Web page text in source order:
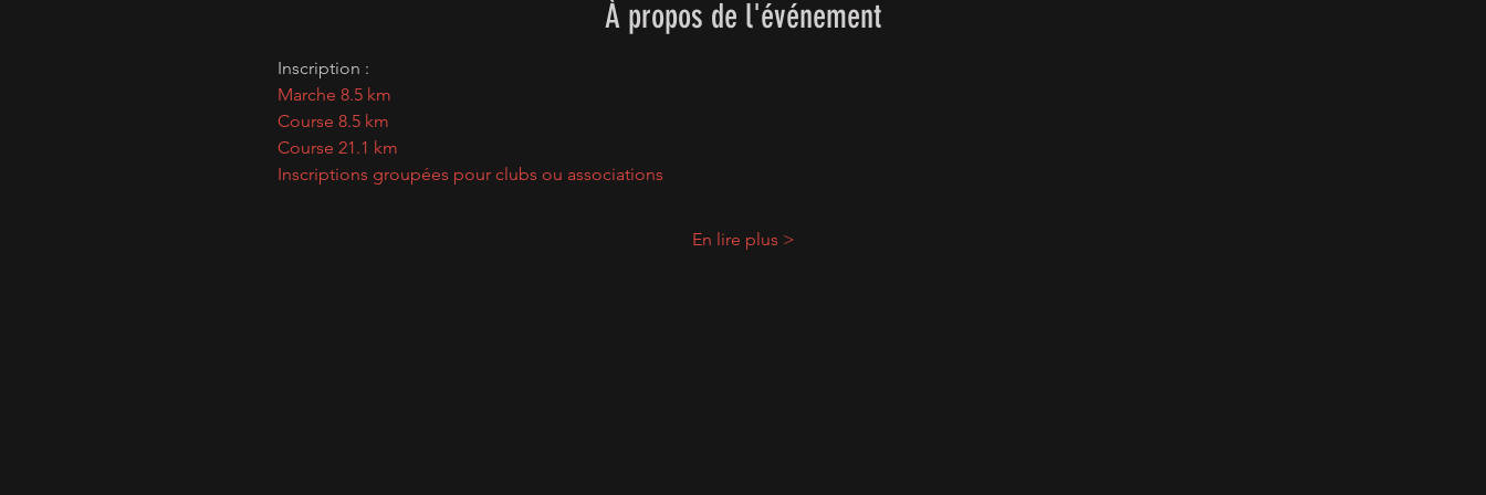
À propos de l'événement
Inscription :
Marche 8.5 km
Course 8.5 km
Course 21.1 km
Inscriptions groupées pour clubs ou associations
En lire plus >